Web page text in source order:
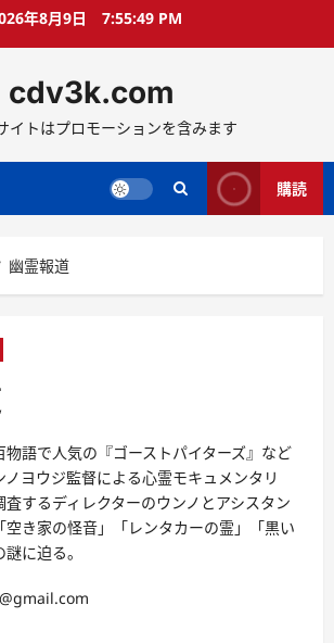
年8月9日 7:55:50 PM
cdv3k.com
イトはプロモーションを含みます
購読
幽霊報道
物語で人気の『ゴーストパイターズ』など
ノヨウジ監督による心霊モキュメンタリ
査するディレクターのウンノとアシスタン
空き家の怪音」「レンタカーの霊」「黒い
に迫る。